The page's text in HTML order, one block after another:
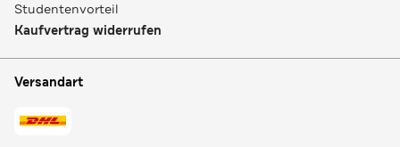
Studentenvorteil
Kaufvertrag widerrufen
Versandart